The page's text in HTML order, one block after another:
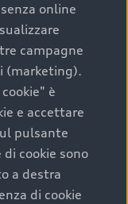
che coniuga
Per fare un
aspetti
e l’affidabilità del
tramite Audi
online
campagne
(marketing).
è
e accettare
pulsante
cookie sono
a destra
di cookie